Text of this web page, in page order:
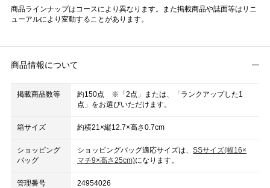
商品ラインナップはコースにより異なります。また掲載商品や誌面等はリニ
ューアルにより変動することがあります。
商品情報について
掲載商品数等
約150点 ※「2点」または、「ランクアップした1
点」をお選びいただけます。
箱サイズ 約横21×縦12.7×高さ0.7cm
ショッピング
バッグ
ショッピングバッグ適応サイズは、 SSサイズ(幅16×
マチ9×高さ25cm)になります。
管理番号 24954026